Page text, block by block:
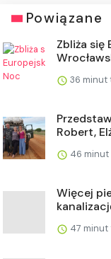
Powiązane
Zbliża się
36 minut
Robert,
46 minut
Więcej
47 minut